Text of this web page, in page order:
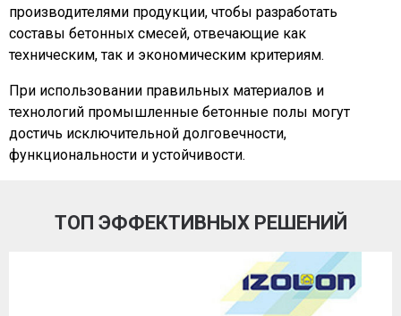
производителями продукции, чтобы разработать
составы бетонных смесей, отвечающие как
техническим, так и экономическим критериям.
При использовании правильных материалов и
технологий промышленные бетонные полы могут
достичь исключительной долговечности,
функциональности и устойчивости.
ТОП ЭФФЕКТИВНЫХ РЕШЕНИЙ